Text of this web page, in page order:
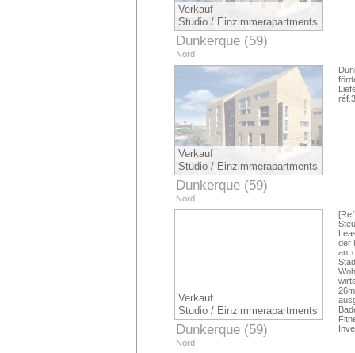
Verkauf
Studio / Einzimmerapartments
Dunkerque (59)
Nord
Verkauf
Studio / Einzimmerapartments
Dunkerque (59)
Nord
Verkauf
Studio / Einzimmerapartments
Dunkerque (59)
Nord
der
an